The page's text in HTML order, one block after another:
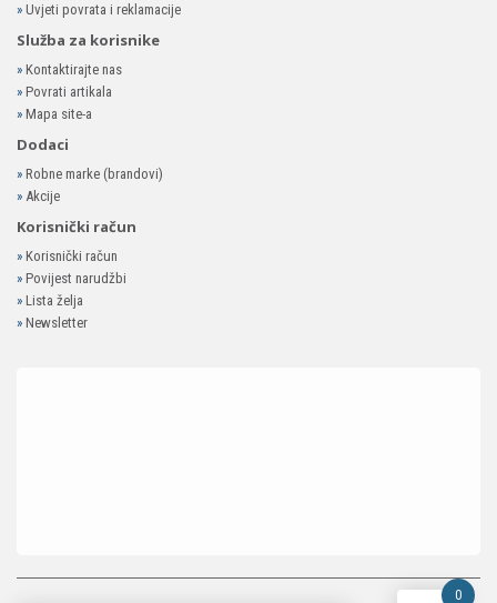
» Uvjeti povrata i reklamacije
Služba za korisnike
» Kontaktirajte nas
» Povrati artikala
» Mapa site-a
Dodaci
» Robne marke (brandovi)
» Akcije
Korisnički račun
» Korisnički račun
» Povijest narudžbi
» Lista želja
» Newsletter
0